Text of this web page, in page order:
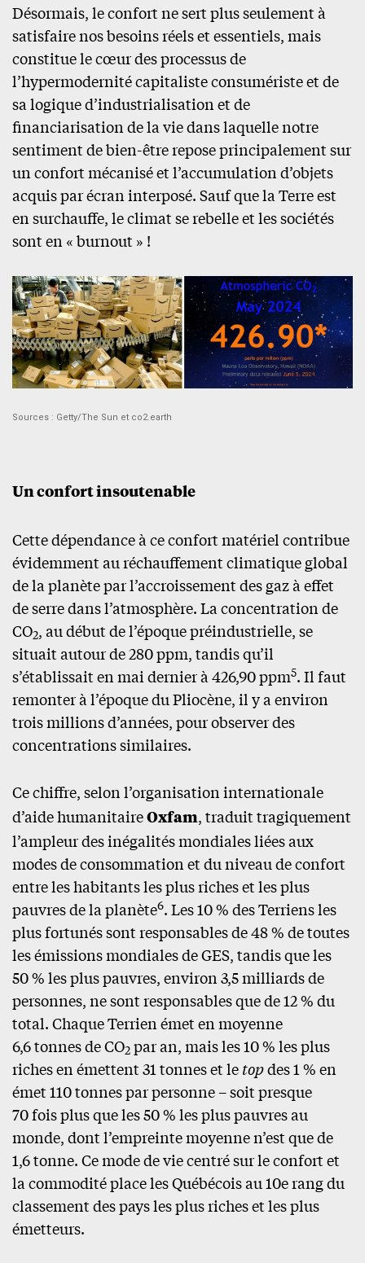
Désormais, le confort ne sert plus seulement à
satisfaire nos besoins réels et essentiels, mais
constitue le cœur des processus de
l’hypermodernité capitaliste consumériste et de
sa logique d’industrialisation et de
financiarisation de la vie dans laquelle notre
sentiment de bien-être repose principalement sur
un confort mécanisé et l’accumulation d’objets
acquis par écran interposé. Sauf que la Terre est
en surchauffe, le climat se rebelle et les sociétés
sont en « burnout » !
Sources : Getty/The Sun et co2.earth
Un confort insoutenable
Cette dépendance à ce confort matériel contribue
évidemment au réchauffement climatique global
de la planète par l’accroissement des gaz à effet
de serre dans l’atmosphère. La concentration de
CO2, au début de l’époque préindustrielle, se
situait autour de 280 ppm, tandis qu’il
s’établissait en mai dernier à 426,90 ppm5. Il faut
remonter à l’époque du Pliocène, il y a environ
trois millions d’années, pour observer des
concentrations similaires.
Ce chiffre, selon l’organisation internationale
d’aide humanitaireOxfam, traduit tragiquement
l’ampleur des inégalités mondiales liées aux
modes de consommation et du niveau de confort
entre les habitants les plus riches et les plus
pauvres de la planète6. Les 10 % des Terriens les
plus fortunés sont responsables de 48 % de toutes
les émissions mondiales de GES, tandis que les
50 % les plus pauvres, environ 3,5 milliards de
personnes, ne sont responsables que de 12 % du
total. Chaque Terrien émet en moyenne
6,6 tonnes de CO2 par an, mais les 10 % les plus
riches en émettent 31 tonnes et letopdes 1 % en
émet 110 tonnes par personne – soit presque
70 fois plus que les 50 % les plus pauvres au
monde, dont l’empreinte moyenne n’est que de
1,6 tonne. Ce mode de vie centré sur le confort et
la commodité place les Québécois au 10e rang du
classement des pays les plus riches et les plus
émetteurs.